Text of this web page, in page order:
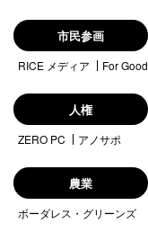
市民参画
RICE メディア For Good
人権
ZERO PC アノサポ
農業
ボーダレス・グリーンズ